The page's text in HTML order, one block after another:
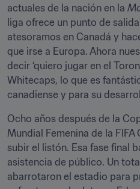
actuales de la nación en la
liga ofrece un punto de
atesoramos en Canadá y
que irse a Europa. Ahora
decir ‘quiero jugar en el
Whitecaps, lo que es
canadiense y para su
Ocho años después de la
Mundial Femenina de la FIFA
subir el listón. Esa fase final
asistencia de público. Un
abarrotaron el estadio para